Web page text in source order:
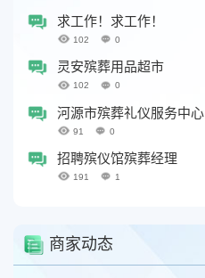
求工作！求工作！
102 0
灵安殡葬用品超市
102 0
河源市殡葬礼仪服务中心
91 0
招聘殡仪馆殡葬经理
191 1
商家动态